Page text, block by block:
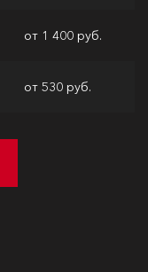
от 1 400 руб.
от 530 руб.